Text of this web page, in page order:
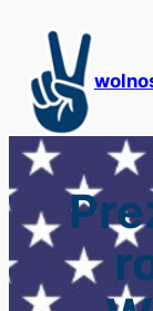
treści